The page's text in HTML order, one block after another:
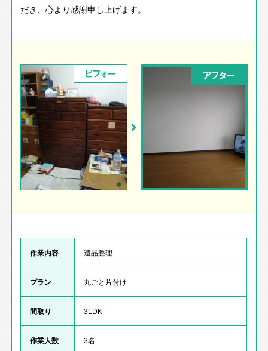
だき、心より感謝申し上げます。
ビフォー アフター
作業内容 遺品整理
プラン 丸ごと片付け
間取り 3LDK
作業人数 3名